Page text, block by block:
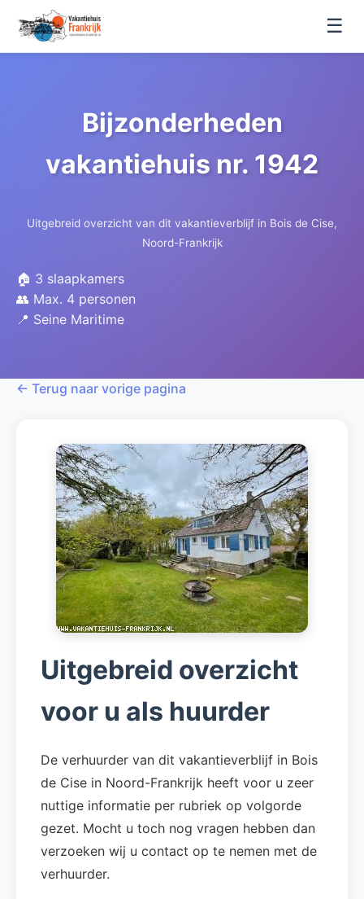
☰
Bijzonderheden
vakantiehuis nr. 1942
Uitgebreid overzicht van dit vakantieverblijf in Bois de Cise,
Noord-Frankrijk
🏠 3 slaapkamers
👥 Max. 4 personen
📍 Seine Maritime
← Terug naar vorige pagina
Uitgebreid overzicht
voor u als huurder
De verhuurder van dit vakantieverblijf in Bois
de Cise in Noord-Frankrijk heeft voor u zeer
nuttige informatie per rubriek op volgorde
gezet. Mocht u toch nog vragen hebben dan
verzoeken wij u contact op te nemen met de
verhuurder.